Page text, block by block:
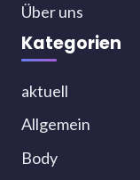
Über uns
Kategorien
aktuell
Allgemein
Body